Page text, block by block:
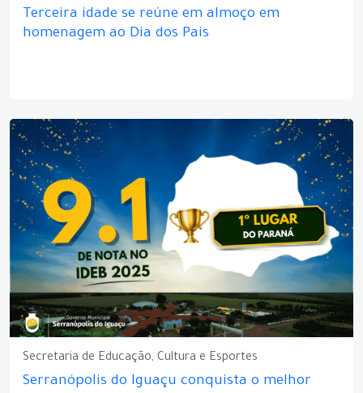
Terceira idade se reúne em almoço em
homenagem ao Dia dos Pais
Secretaria de Educação, Cultura e Esportes
Serranópolis do Iguaçu conquista o melhor